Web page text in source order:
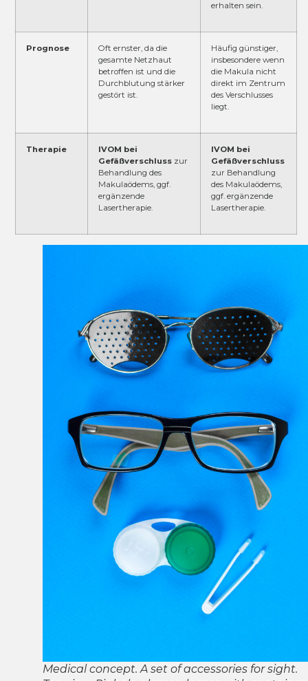
erhalten sein.
Prognose
Oft ernster, da die
gesamte Netzhaut
betroffen ist und die
Durchblutung stärker
gestört ist.
Häufig günstiger,
insbesondere wenn
die Makula nicht
direkt im Zentrum
des Verschlusses
liegt.
Therapie
IVOM bei
Gefäßverschluss zur
Behandlung des
Makulaödems, ggf.
ergänzende
Lasertherapie.
IVOM bei
Gefäßverschluss
zur Behandlung
des Makulaödems,
ggf. ergänzende
Lasertherapie.
Medical concept. A set of accessories for sight.